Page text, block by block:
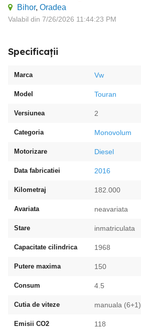
Bihor, Oradea
Valabil din 7/26/2026 11:44:23 PM
Specificații
Marca Vw
Model Touran
Versiunea 2
Categoria Monovolum
Motorizare Diesel
Data fabricatiei 2016
Kilometraj 182.000
Avariata neavariata
Stare inmatriculata
Capacitate cilindrica 1968
Putere maxima 150
Consum 4.5
Cutia de viteze manuala (6+1)
Emisii CO2 118